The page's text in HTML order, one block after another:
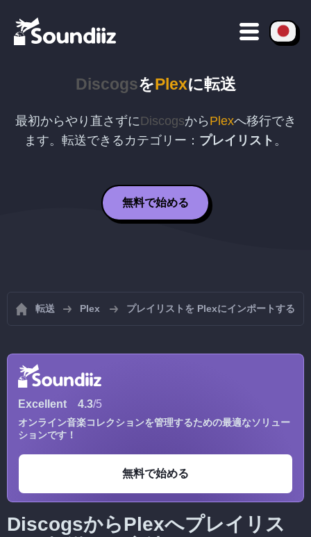
DiscogsをPlexに転送
最初からやり直さずにDiscogsから Plexへ移行でき
ます。転送できるカテゴリー： プレイリスト 。
無料で始める
転送 Plex プレイリストを Plexにインポートする
Excellent 4.3/5
オンライン音楽コレクションを管理するための最適なソリュー
ションです！
無料で始める
DiscogsからPlexへプレイリス